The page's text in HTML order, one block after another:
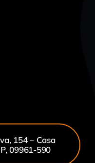
154 – Casa
09961-590